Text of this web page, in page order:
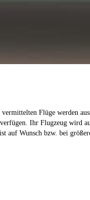
Flüge werden
Ihr Flugzeug wird
ist auf Wunsch bzw. bei